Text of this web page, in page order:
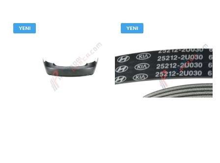
YENI YENI